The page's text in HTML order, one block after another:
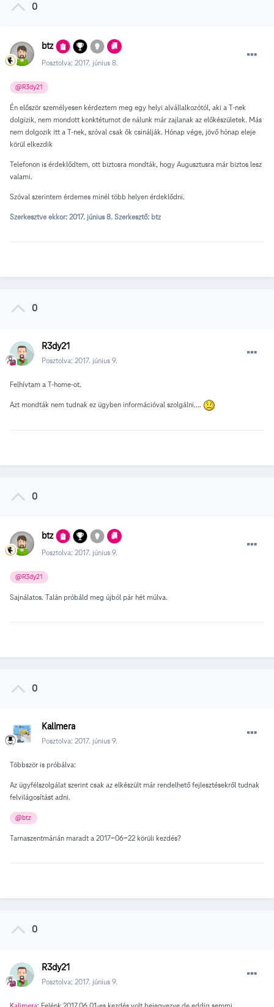
0
btz
Posztolva: 2017. június 8.
@R3dy21
Én először személyesen kérdeztem meg egy helyi alvállalkozótól, aki a T-nek
dolgizik, nem mondott konktétumot de nálunk már zajlanak az előkészületek. Más
nem dolgozik itt a T-nek, szóval csak ők csinálják. Hónap vége, jövő hónap eleje
körül elkezdik
Telefonon is érdeklődtem, ott biztosra mondták, hogy Augusztusra már biztos lesz
valami.
Szóval szerintem érdemes minél több helyen érdeklődni.
Szerkesztve ekkor: 2017. június 8. Szerkesztő: btz
0
R3dy21
Posztolva: 2017. június 9.
Felhívtam a T-home-ot.
Azt mondták nem tudnak ez ügyben információval szolgálni....
0
btz
Posztolva: 2017. június 9.
@R3dy21
Sajnálatos. Talán próbáld meg újból pár hét múlva.
0
Kalimera
Posztolva: 2017. június 9.
Többször is próbálva:
Az ügyfélszolgálat szerint csak az elkészült már rendelhető fejlesztésekről tudnak
felvilágosítást adni.
@btz
Tarnaszentmárián maradt a 2017-06-22 körüli kezdés?
0
R3dy21
Posztolva: 2017. június 9.